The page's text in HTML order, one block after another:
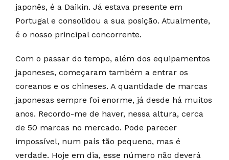
japonês, é a Daikin. Já estava presente em
Portugal e consolidou a sua posição. Atualmente,
é o nosso principal concorrente.
Com o passar do tempo, além dos equipamentos
japoneses, começaram também a entrar os
coreanos e os chineses. A quantidade de marcas
japonesas sempre foi enorme, já desde há muitos
anos. Recordo-me de haver, nessa altura, cerca
de 50 marcas no mercado. Pode parecer
impossível, num país tão pequeno, mas é
verdade. Hoje em dia, esse número não deverá